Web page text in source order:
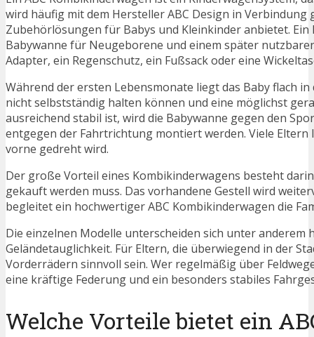
wird häufig mit dem Hersteller ABC Design in
Zubehörlösungen für Babys und Kleinkinder anbietet.
Babywanne für Neugeborene und einem später
Adapter, ein Regenschutz, ein Fußsack oder eine
Während der ersten Lebensmonate liegt das Baby flach
nicht selbstständig halten können und eine möglichst
ausreichend stabil ist, wird die Babywanne gegen den
entgegen der Fahrtrichtung montiert werden. Viele
vorne gedreht wird.
Der große Vorteil eines Kombikinderwagens besteht
gekauft werden muss. Das vorhandene Gestell wird
begleitet ein hochwertiger ABC Kombikinderwagen die
Die einzelnen Modelle unterscheiden sich unter anderem
Geländetauglichkeit. Für Eltern, die überwiegend in der
Vorderrädern sinnvoll sein. Wer regelmäßig über
eine kräftige Federung und ein besonders stabiles
Welche Vorteile bietet ein